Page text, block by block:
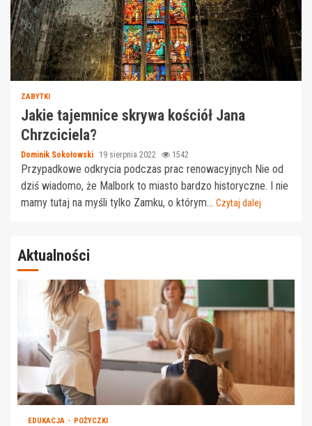
ZABYTKI
Jakie tajemnice skrywa kościół Jana
Chrzciciela?
Dominik Sokołowski 19 sierpnia 2022 1542
Przypadkowe odkrycia podczas prac renowacyjnych Nie od
dziś wiadomo, że Malbork to miasto bardzo historyczne. I nie
mamy tutaj na myśli tylko Zamku, o którym... Czytaj dalej
Aktualności
EDUKACJA POŻYCZKI